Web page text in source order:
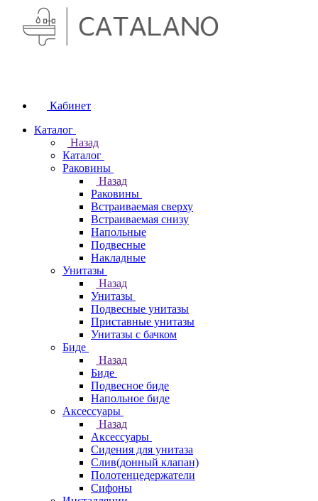
Кабинет
Каталог
Назад
Каталог
Раковины
Назад
Раковины
Встраиваемая сверху
Встраиваемая снизу
Напольные
Подвесные
Накладные
Унитазы
Назад
Унитазы
Подвесные унитазы
Приставные унитазы
Унитазы с бачком
Биде
Назад
Биде
Подвесное биде
Напольное биде
Аксессуары
Назад
Аксессуары
Сидения для унитаза
Слив(донный клапан)
Полотенцедержатели
Сифоны